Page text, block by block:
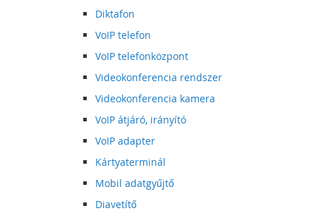
Diktafon
VoIP telefon
VoIP telefonközpont
Videokonferencia rendszer
Videokonferencia kamera
VoIP átjáró, irányító
VoIP adapter
Kártyaterminál
Mobil adatgyűjtő
Diavetítő